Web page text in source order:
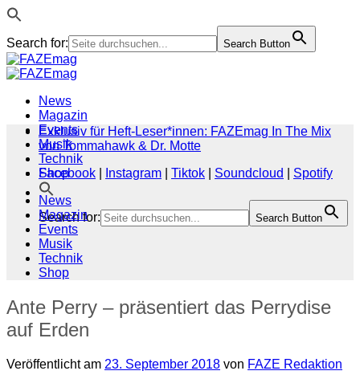
Search for: Search Button
Zum
Inhalt
News
Magazin
Events
Musik
Technik
Shop
Search for: Search Button
Exklusiv für Heft-Leser*innen: FAZEmag In The Mix
von Tommahawk & Dr. Motte
Facebook
Instagram Tiktok Soundcloud
Spotify
News
Magazin
Events
Musik
Technik
Shop
Ante Perry – präsentiert das Perrydise
auf Erden
Veröffentlicht am 23. September 2018 von FAZE Redaktion